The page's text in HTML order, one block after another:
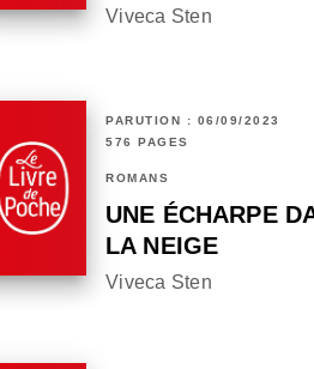
Viveca Sten
PARUTION : 06/09/2023
576 PAGES
ROMANS
UNE ÉCHARPE
LA NEIGE
Viveca Sten